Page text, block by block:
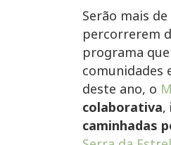
Serão mais de
percorrerem
programa
comunidades
deste ano, o
colaborativa,
caminhadas